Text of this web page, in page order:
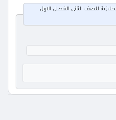
للصف الثاني الفصل الاول